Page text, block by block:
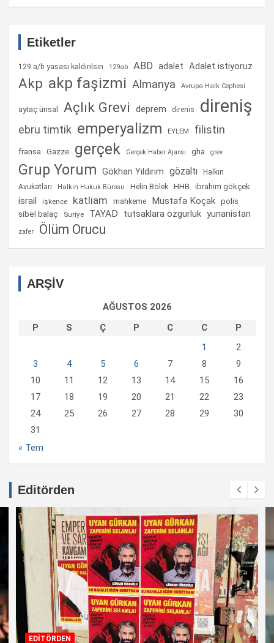
Etiketler
129 a/b yasası kaldırılsın 129ab ABD adalet Adalet istiyoruz
Akp akp faşizmi Almanya Avrupa Halk Cephesi
aytaç ünsal Açlık Grevi deprem direnis direniş
ebru timtik emperyalizm EYLEM filistin
fransa Gazze gerçek Gerçek Haber Ajansı gha grev
Grup Yorum Gökhan Yıldırım gözaltı
Halkın
Avukatları
Halkın Hukuk Bürosu Helin Bölek HHB ibrahim gökçek
israil işkence katliam mahkeme Mustafa Koçak polis
sibel balaç Suriye TAYAD tutsaklara ozgurluk yunanistan
zafer Ölüm Orucu
ARŞİV
AĞUSTOS 2026
P
S Ç P C C
P
1
2
3
4 5 6 7 8
9
10
11 12 13 14 15
16
17
18 19 20 21 22
23
24
25 26 27 28 29
30
31
« Tem
Editörden
EDİTÖRDEN